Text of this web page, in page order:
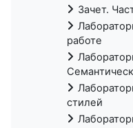
Зачет.
работе
стилей